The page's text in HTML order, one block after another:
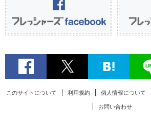
このサイトについて 利用規約 個人情報について
お問い合わせ